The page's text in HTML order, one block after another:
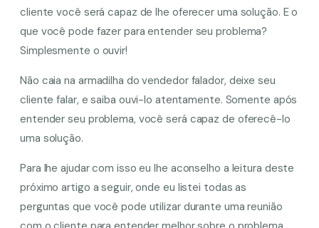
cliente você será capaz de lhe oferecer uma solução. E o
que você pode fazer para entender seu problema?
Simplesmente o ouvir!
Não caia na armadilha do vendedor falador, deixe seu
cliente falar, e saiba ouvi-lo atentamente. Somente após
entender seu problema, você será capaz de oferecê-lo
uma solução.
Para lhe ajudar com isso eu lhe aconselho a leitura deste
próximo artigo a seguir, onde eu listei todas as
perguntas que você pode utilizar durante uma reunião